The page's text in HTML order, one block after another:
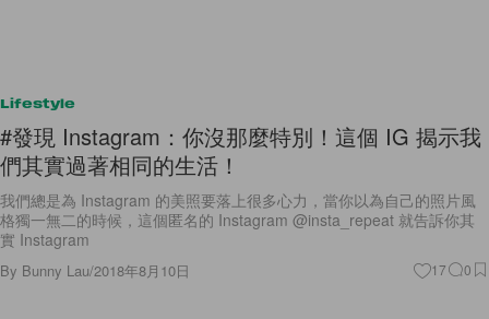
Lifestyle
#發現 Instagram：你沒那麼特別！這個 IG 揭示我
們其實過著相同的生活！
我們總是為 Instagram 的美照要落上很多心力，當你以為自己的照片風
格獨一無二的時候，這個匿名的 Instagram @insta_repeat 就告訴你其
實 Instagram
By Bunny Lau/2018年8月10日 17 0